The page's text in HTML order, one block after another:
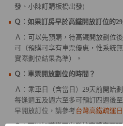
發、小陳訂購板橋出發)
Ｑ：如果訂房早於高鐵開放訂位的
Ａ：可以先預購，待高鐵開放劃位
可（預購可享有車票優惠，惟系統
實際劃位結果為準）。
Ｑ：車票開放劃位的時間？
Ａ：乘車日（含當日）29天前開始
每逢週五及週六至多可預訂四週後
早開放訂位，請參考台灣高鐵疏運